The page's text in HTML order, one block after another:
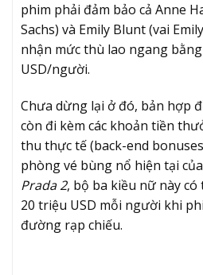
phim phải đảm bảo cả Anne
Sachs) và Emily Blunt (vai
nhận mức thù lao ngang
USD/người.
Chưa dừng lại ở đó, bản hợp
còn đi kèm các khoản tiền
thu thực tế (back-end
phòng vé bùng nổ hiện tại của
Prada 2, bộ ba kiều nữ này
20 triệu USD mỗi người khi
đường rạp chiếu.